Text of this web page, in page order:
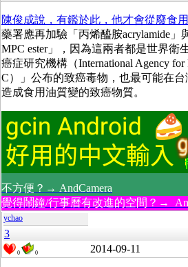
陳俊成說，有鑑於此，他才會從廢食
藥署應再加驗「丙烯醯胺acrylamide」
MPC ester」，因為這兩者都是世界衛
癌症研究機構（International Agency for
C）」公布的致癌毒物，也最可能在台
造成食用油質變的致癌物質。
不方便？→ AndCamera
覺得鬧鐘/行事曆有改進的空間？→
ychao
3
0 0 2014-09-11